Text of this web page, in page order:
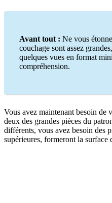
Avant tout : Ne vous
couchage sont assez
quelques vues en format
compréhension.
Vous avez maintenant besoin de
deux des grandes pièces du
différents, vous avez besoin des
supérieures, formeront la surface